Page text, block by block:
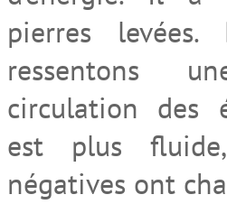
pierres levées.
ressentons
circulation des
est plus
négatives ont